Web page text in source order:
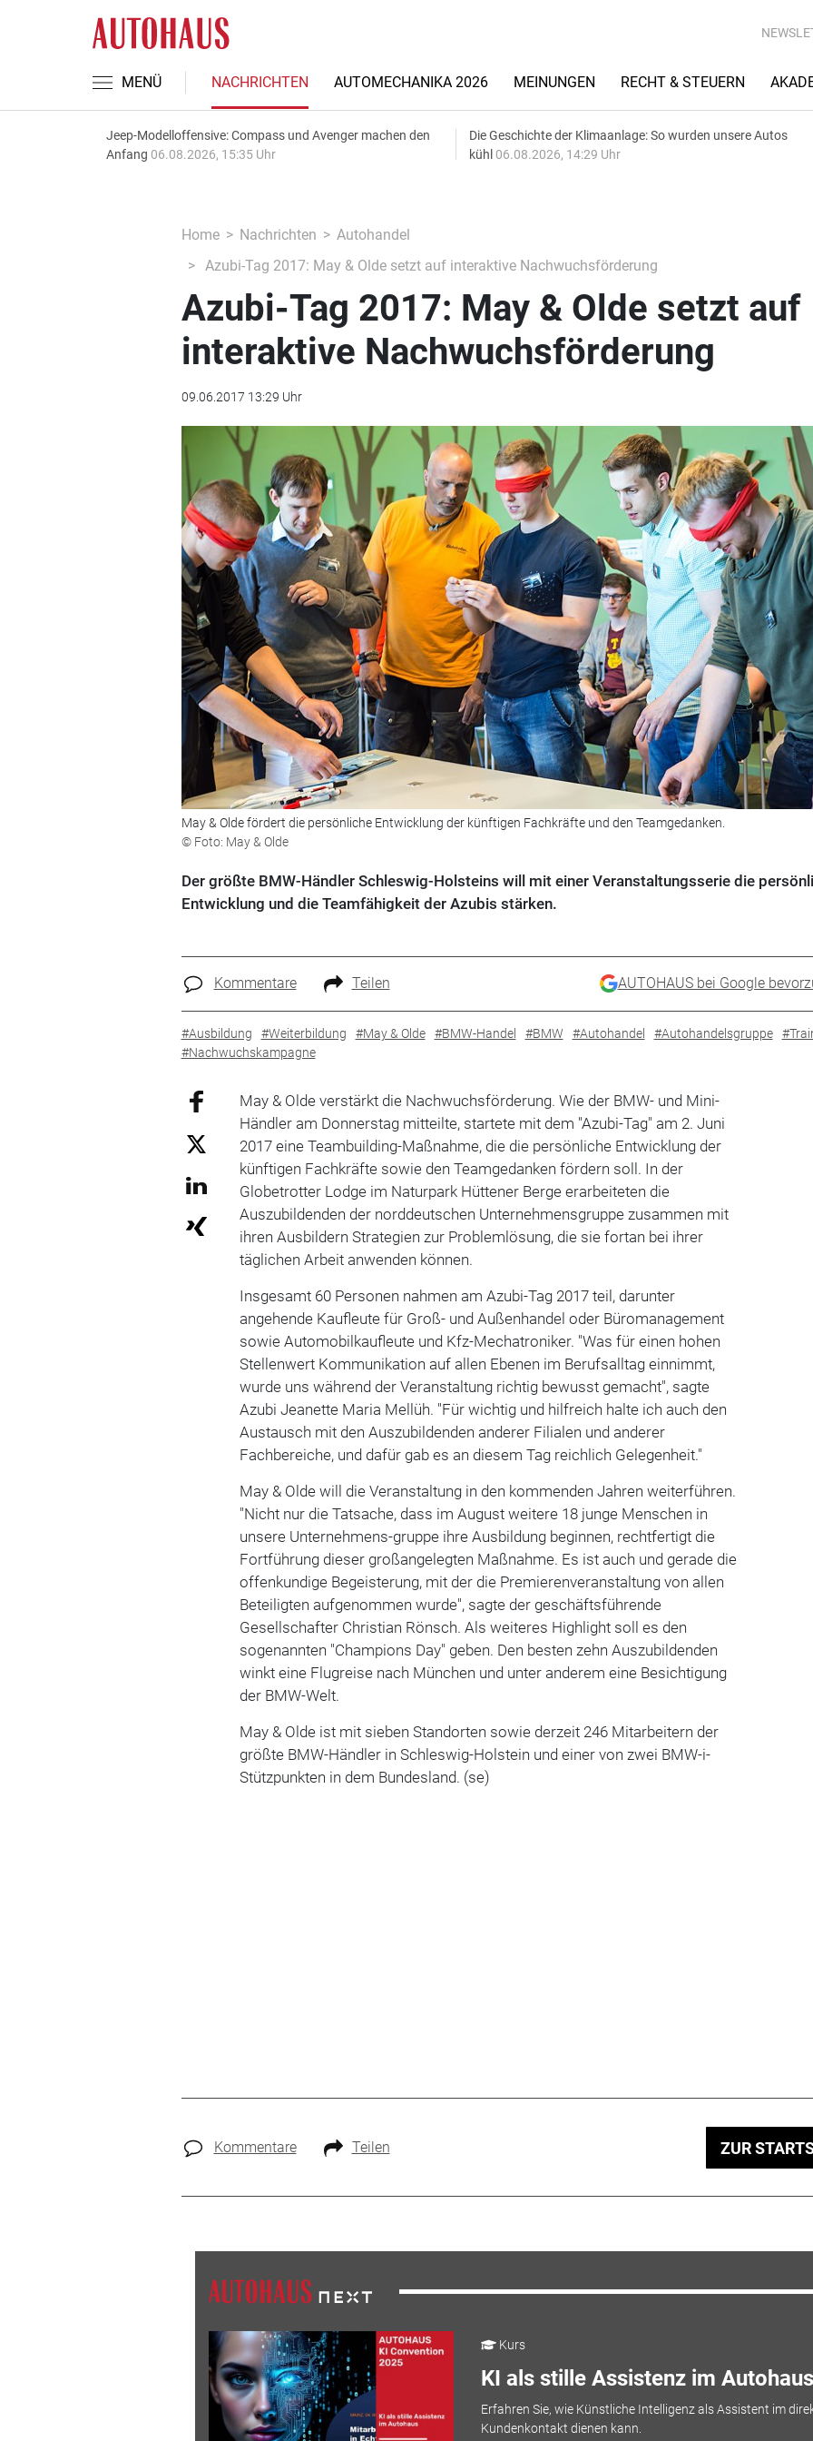
MENÜ NACHRICHTEN AUTOMECHANIKA 2026 MEINUNGEN RECHT & STEUERN
Jeep-Modelloffensive: Compass und Avenger machen den
Anfang 06.08.2026, 15:35 Uhr
Die Geschichte der Klimaanlage: So wurden unsere Autos
kühl 06.08.2026, 14:29 Uhr
Home Nachrichten
Autohandel
Azubi-Tag 2017: May & Olde setzt auf interaktive Nachwuchsförderung
Azubi-Tag 2017: May & Olde setzt auf
interaktive Nachwuchsförderung
09.06.2017 13:29 Uhr
May & Olde fördert die persönliche Entwicklung der künftigen Fachkräfte und den Teamgedanken.
© Foto: May & Olde
Der größte BMW-Händler Schleswig-Holsteins will mit einer Veranstaltungsserie die
Entwicklung und die Teamfähigkeit der Azubis stärken.
Kommentare Teilen AUTOHAUS bei Google
#Ausbildung #Weiterbildung #May & Olde #BMW-Handel #BMW #Autohandel #Autohandelsgruppe
#Nachwuchskampagne
May & Olde verstärkt die Nachwuchsförderung. Wie der BMW- und Mini-
Händler am Donnerstag mitteilte, startete mit dem "Azubi-Tag" am 2. Juni
2017 eine Teambuilding-Maßnahme, die die persönliche Entwicklung der
künftigen Fachkräfte sowie den Teamgedanken fördern soll. In der
Globetrotter Lodge im Naturpark Hüttener Berge erarbeiteten die
Auszubildenden der norddeutschen Unternehmensgruppe zusammen mit
ihren Ausbildern Strategien zur Problemlösung, die sie fortan bei ihrer
täglichen Arbeit anwenden können.
Insgesamt 60 Personen nahmen am Azubi-Tag 2017 teil, darunter
angehende Kaufleute für Groß- und Außenhandel oder Büromanagement
sowie Automobilkaufleute und Kfz-Mechatroniker. "Was für einen hohen
Stellenwert Kommunikation auf allen Ebenen im Berufsalltag einnimmt,
wurde uns während der Veranstaltung richtig bewusst gemacht", sagte
Azubi Jeanette Maria Mellüh. "Für wichtig und hilfreich halte ich auch den
Austausch mit den Auszubildenden anderer Filialen und anderer
Fachbereiche, und dafür gab es an diesem Tag reichlich Gelegenheit."
May & Olde will die Veranstaltung in den kommenden Jahren weiterführen.
"Nicht nur die Tatsache, dass im August weitere 18 junge Menschen in
unsere Unternehmens-gruppe ihre Ausbildung beginnen, rechtfertigt die
Fortführung dieser großangelegten Maßnahme. Es ist auch und gerade die
offenkundige Begeisterung, mit der die Premierenveranstaltung von allen
Beteiligten aufgenommen wurde", sagte der geschäftsführende
Gesellschafter Christian Rönsch. Als weiteres Highlight soll es den
sogenannten "Champions Day" geben. Den besten zehn Auszubildenden
winkt eine Flugreise nach München und unter anderem eine Besichtigung
der BMW-Welt.
May & Olde ist mit sieben Standorten sowie derzeit 246 Mitarbeitern der
größte BMW-Händler in Schleswig-Holstein und einer von zwei BMW-i-
Stützpunkten in dem Bundesland. (se)
Kommentare Teilen ZUR
Kurs
KI als stille Assistenz im Autohaus
Erfahren Sie, wie Künstliche Intelligenz als Assistent im
Kundenkontakt dienen kann.